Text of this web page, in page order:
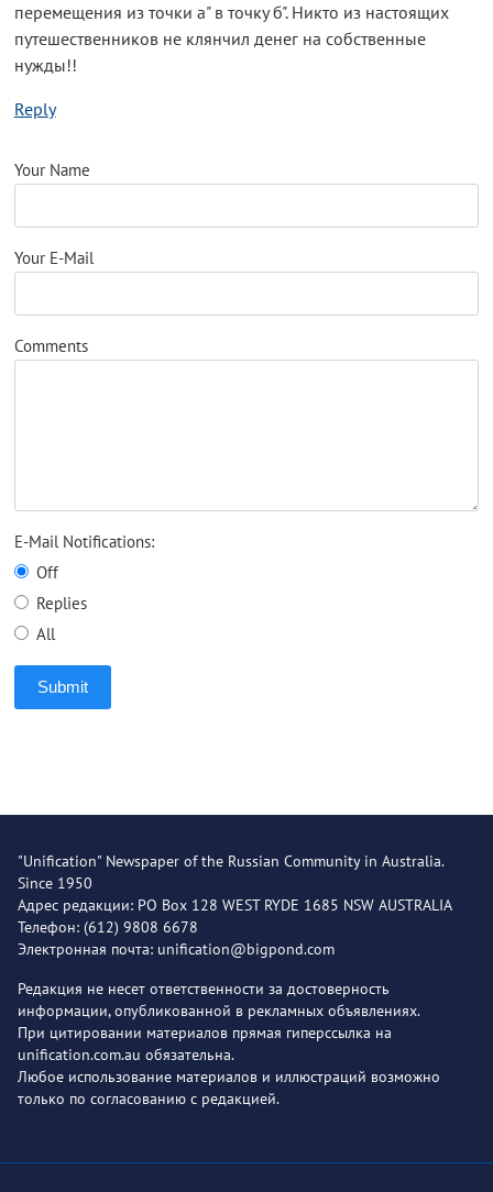
перемещения из точки а" в точку б". Никто из настоящих
путешественников не клянчил денег на собственные
нужды!!
Reply
Your Name
Your E-Mail
Comments
E-Mail Notifications:
Off
Replies
All
Submit
"Unification" Newspaper of the Russian Community in Australia.
Since 1950
Адрес редакции: PO Box 128 WEST RYDE 1685 NSW AUSTRALIA
Телефон: (612) 9808 6678
Электронная почта: unification@bigpond.com
Редакция не несет ответственности за достоверность
информации, опубликованной в рекламных объявлениях.
При цитировании материалов прямая гиперссылка на
unification.com.au обязательна.
Любое использование материалов и иллюстраций возможно
только по согласованию с редакцией.